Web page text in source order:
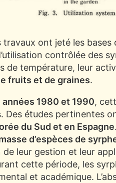
travaux ont jeté les bases
contrôlée des
de température, leur
fruits et de graines.
années 1980 et 1990,
Des études pertinentes
du Sud et en Espagne
d’espèces de
de leur gestion et leur
cette période, les
et académique.